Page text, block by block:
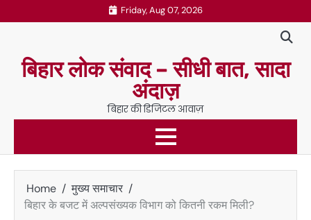
to
Friday, Aug 07, 2026
बिहार लोक संवाद – सीधी बात, सादा
अंदाज़
बिहार की डिजिटल आवाज़
Home
मुख्य समाचार
बिहार के बजट में अल्पसंख्यक विभाग को कितनी रकम मिली?